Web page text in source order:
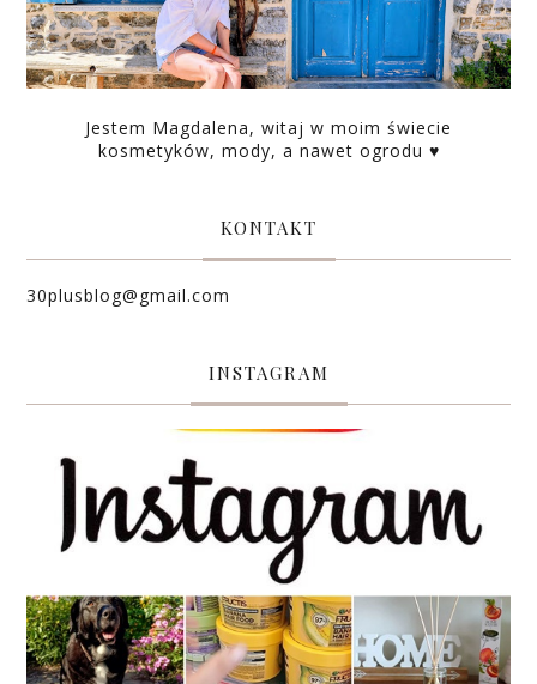
Jestem Magdalena, witaj w moim świecie
kosmetyków, mody, a nawet ogrodu ♥
KONTAKT
30plusblog@gmail.com
INSTAGRAM